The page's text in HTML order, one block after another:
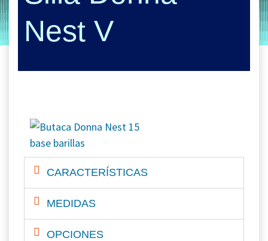
Nest V
CARACTERÍSTICAS
MEDIDAS
OPCIONES